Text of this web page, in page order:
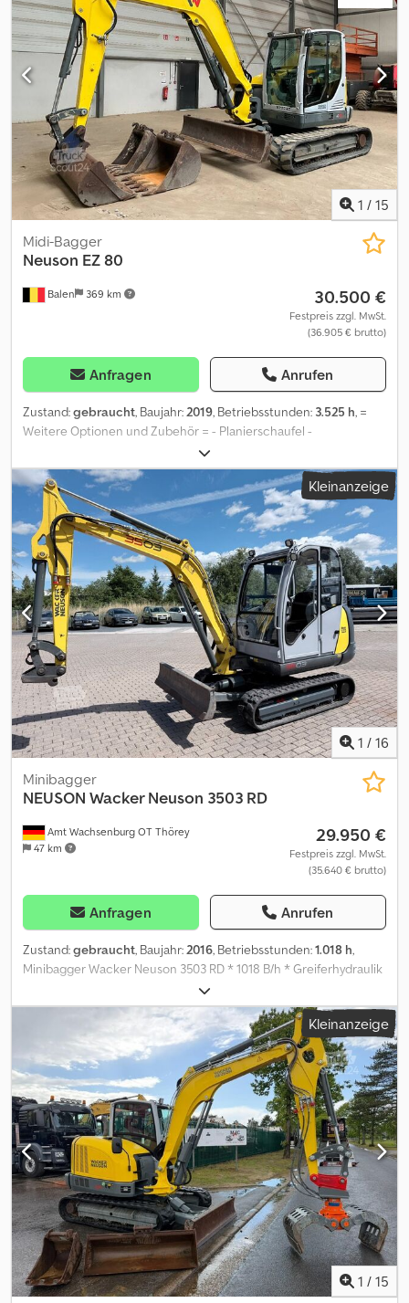
1 / 15
Balen 369 km
Midi-Bagger
Neuson EZ 80
30.500 €
Festpreis zzgl. MwSt.
(36.905 € brutto)
Anfragen Anrufen
Zustand:gebraucht, Baujahr:2019, Betriebsstunden: 3.525 h, =
Weitere Optionen und Zubehör = - Planierschaufel -
Schnellwechsler - Standard Tieflöffel = Weitere Informationen =
Credpfx Aszp E Ngslcjf Leergewicht: 7.939 kg Wenden Sie sich an
Geert Geuens, um weitere Informationen zu erhalten.Kleinanzeige
1 / 16
Amt Wachsenburg OT Thörey
47 km
Minibagger
NEUSON Wacker Neuson 3503 RD
29.950 €
Festpreis zzgl. MwSt.
(35.640 € brutto)
Anfragen Anrufen
Zustand:gebraucht, Baujahr:2016, Betriebsstunden:1.018 h,
Minibagger Wacker Neuson 3503 RD * 1018 B/h * Greiferhydraulik
* Schnellwechsler mechanisch MS03 * 3-Zylinder 24KW * LED
Arbeitsscheinwerfer * Kabine mit Heizung * Inspektion Service
beu Kauf neu * Hauptzylinder neu abgedichtet Maschine ist
trocken * Privater Einsatz , keine Vermietung * Optional
Löffelpaket besthend aus hydraulischem Grabenräumwanne,
30er und 60er Löffel * MwSt ausweisbar Crjdezkpm Sepfx Alcef
Irrtümer und Zwischenverkauf vorbehalten
Kleinanzeige
1 / 15